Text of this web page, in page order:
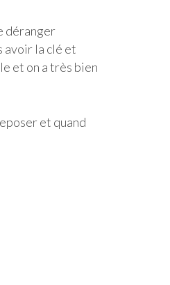
déranger
avoir la clé et
et on a très bien
et quand